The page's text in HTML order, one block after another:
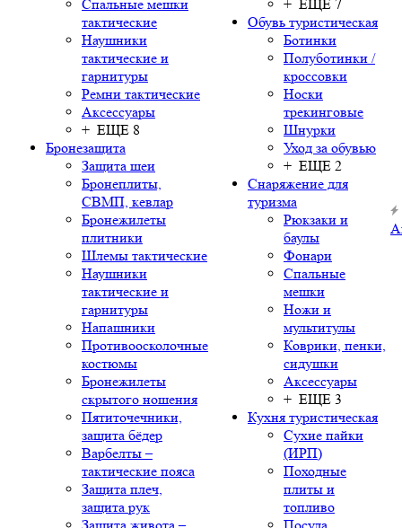
Спальные мешки
тактические
Наушники
тактические и
гарнитуры
Ремни тактические
Аксессуары
+ ЕЩЕ 8
Бронезащита
Защита шеи
Бронеплиты,
СВМП, кевлар
Бронежилеты
плитники
Шлемы тактические
Наушники
тактические и
гарнитуры
Напашники
Противоосколочные
костюмы
Бронежилеты
скрытого ношения
Пятиточечники,
защита бёдер
Варбелты –
тактические пояса
Защита плеч,
защита рук
+ ЕЩЕ 7
Обувь туристическая
Ботинки
Полуботинки /
кроссовки
Носки
трекинговые
Шнурки
Уход за обувью
+ ЕЩЕ 2
Снаряжение для
туризма
Рюкзаки и
баулы
Фонари
Спальные
мешки
Ножи и
мультитулы
Коврики, пенки,
сидушки
Аксессуары
+ ЕЩЕ 3
Кухня туристическая
Сухие пайки
(ИРП)
Походные
плиты и
топливо